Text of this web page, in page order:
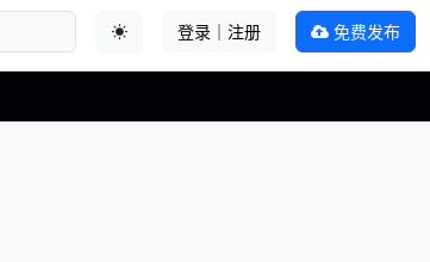
登录｜注册 免费发布